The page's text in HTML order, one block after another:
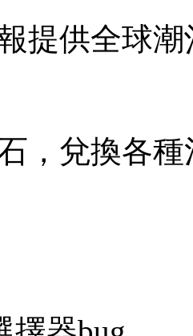
提供全球
，兌換各種